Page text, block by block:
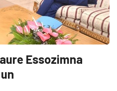
Essozimna